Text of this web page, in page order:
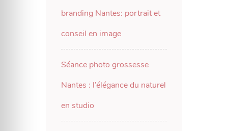
branding Nantes: portrait et
conseil en image
Séance photo grossesse
Nantes : l’élégance du naturel
en studio